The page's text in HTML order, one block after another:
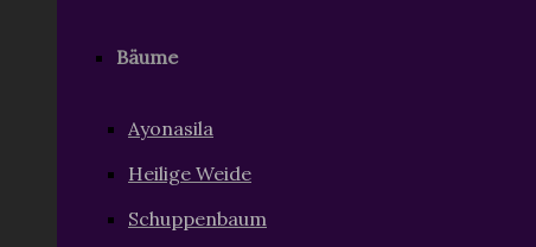
Bäume
Ayonasila
Heilige Weide
Schuppenbaum